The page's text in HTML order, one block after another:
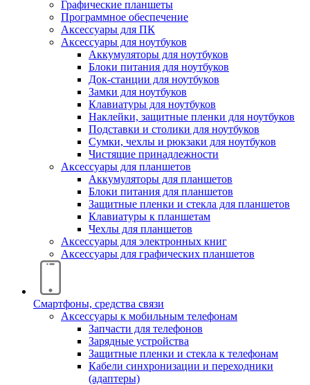
Графические планшеты
Программное обеспечение
Аксессуары для ПК
Аксессуары для ноутбуков
Аккумуляторы для ноутбуков
Блоки питания для ноутбуков
Док-станции для ноутбуков
Замки для ноутбуков
Клавиатуры для ноутбуков
Наклейки, защитные пленки для ноутбуков
Подставки и столики для ноутбуков
Сумки, чехлы и рюкзаки для ноутбуков
Чистящие принадлежности
Аксессуары для планшетов
Аккумуляторы для планшетов
Блоки питания для планшетов
Защитные пленки и стекла для планшетов
Клавиатуры к планшетам
Чехлы для планшетов
Аксессуары для электронных книг
Аксессуары для графических планшетов
Смартфоны, средства связи
Аксессуары к мобильным телефонам
Запчасти для телефонов
Зарядные устройства
Защитные пленки и стекла к телефонам
Кабели синхронизации и переходники
(адаптеры)